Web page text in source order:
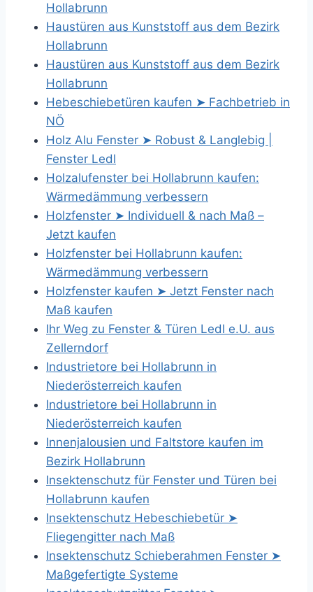
Hollabrunn
Haustüren aus Kunststoff aus dem Bezirk
Hollabrunn
Haustüren aus Kunststoff aus dem Bezirk
Hollabrunn
Hebeschiebetüren kaufen ➤ Fachbetrieb in
NÖ
Holz Alu Fenster ➤ Robust & Langlebig |
Fenster Ledl
Holzalufenster bei Hollabrunn kaufen:
Wärmedämmung verbessern
Holzfenster ➤ Individuell & nach Maß –
Jetzt kaufen
Holzfenster bei Hollabrunn kaufen:
Wärmedämmung verbessern
Holzfenster kaufen ➤ Jetzt Fenster nach
Maß kaufen
Ihr Weg zu Fenster & Türen Ledl e.U. aus
Zellerndorf
Industrietore bei Hollabrunn in
Niederösterreich kaufen
Industrietore bei Hollabrunn in
Niederösterreich kaufen
Innenjalousien und Faltstore kaufen im
Bezirk Hollabrunn
Insektenschutz für Fenster und Türen bei
Hollabrunn kaufen
Insektenschutz Hebeschiebetür ➤
Fliegengitter nach Maß
Insektenschutz Schieberahmen Fenster ➤
Maßgefertigte Systeme